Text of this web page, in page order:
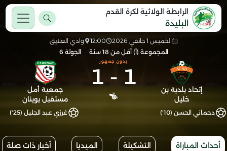
الرابطة الولائية لكرة القدم
البليدة
الخميس 1 جانفي 2026 12:00
وادي العلايق
المجموعة (أ) أقل من 18 سنة
الجولة 6
إتحاد بلدية بن
خليل
1
-
1بدون جمهور
جمعية أمل
مستقبل بوينان
دحماني الحسن (10') غرزي عبد الجليل (25')
أحداث المباراة التشكيلة الميديا أخبار ذات صلة